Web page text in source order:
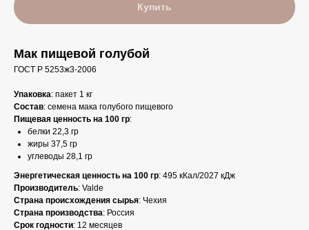
Купить
Мак пищевой голубой
ГОСТ Р 5253ж3-2006
Упаковка: пакет 1 кг
Состав: семена мака голубого пищевого
Пищевая ценность на 100 гр:
белки 22,3 гр
жиры 37,5 гр
углеводы 28,1 гр
Энергетическая ценность на 100 гр: 495 кКал/2027 кДж
Производитель: Valde
Страна происхождения сырья: Чехия
Страна производства: Россия
Срок годности: 12 месяцев